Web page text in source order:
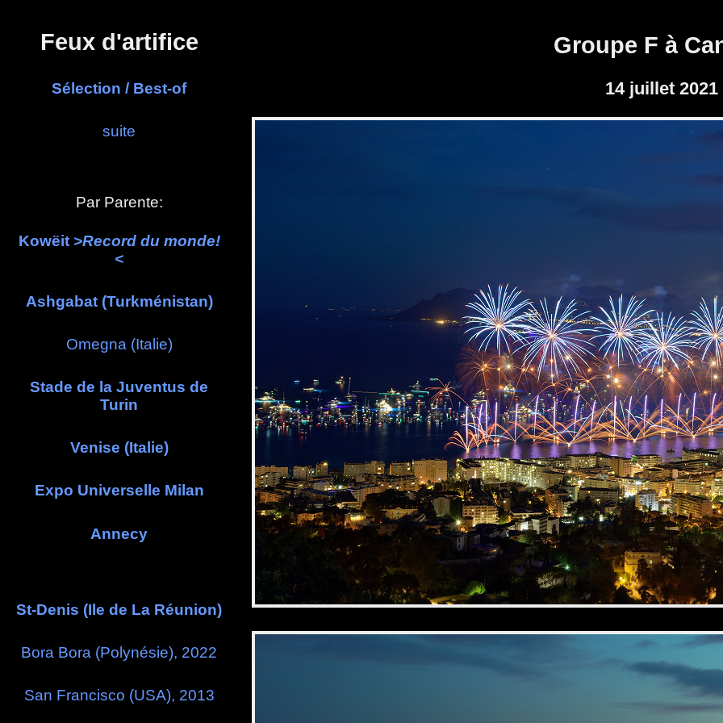
Feux d'artifice
Sélection / Best-of
suite
Par Parente:
Kowëit >Record du monde!
<
Ashgabat (Turkménistan)
Omegna (Italie)
Stade de la Juventus de
Turin
Venise (Italie)
Expo Universelle Milan
Annecy
St-Denis (Ile de La Réunion)
Bora Bora (Polynésie), 2022
San Francisco (USA), 2013
Groupe F à
14 juillet 2021